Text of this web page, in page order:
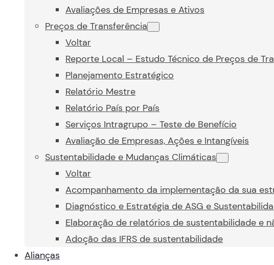
Avaliações de Empresas e Ativos
Preços de Transferência
Voltar
Reporte Local – Estudo Técnico de Preços de
Planejamento Estratégico
Relatório Mestre
Relatório País por País
Serviços Intragrupo – Teste de Benefício
Avaliação de Empresas, Ações e Intangíveis
Sustentabilidade e Mudanças Climáticas
Voltar
Acompanhamento da implementação da sua
Diagnóstico e Estratégia de ASG e
Elaboração de relatórios de sustentabilidade e
Adoção das IFRS de sustentabilidade
Alianças